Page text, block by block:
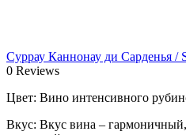
Суррау Каннонау ди Сарденья /
0 Reviews
Цвет: Вино интенсивного
Вкус: Вкус вина –